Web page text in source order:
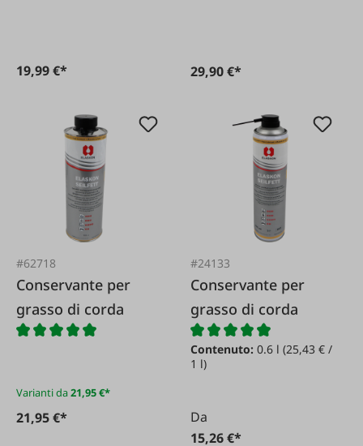
19,99 €* 29,90 €*
#62718
Conservante per
grasso di corda
Varianti da21,95 €*
21,95 €*
#24133
Conservante per
grasso di corda
Contenuto:0.6 l(25,43 € /
1 l)
Da
15,26 €*